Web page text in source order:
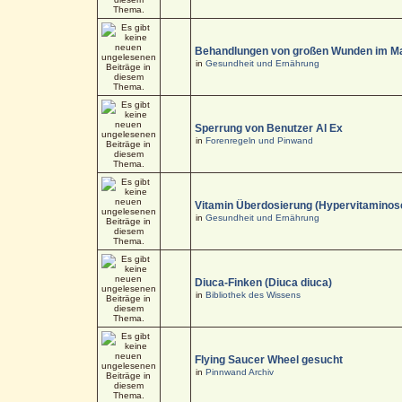
Behandlungen von großen Wunden im
in Gesundheit und Ernährung
Sperrung von Benutzer Al Ex
in Forenregeln und Pinwand
Vitamin Überdosierung
in Gesundheit und Ernährung
Diuca-Finken (Diuca diuca)
in Bibliothek des Wissens
Flying Saucer Wheel gesucht
in Pinnwand Archiv